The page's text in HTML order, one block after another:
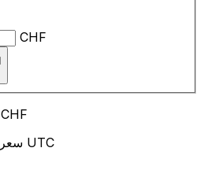
CHF
CHF
سعر السوق المتوسط في 11:29 UTC